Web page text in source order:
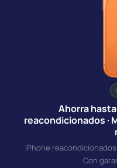
Ahorra
reacondicionados ·
iPhone
Con